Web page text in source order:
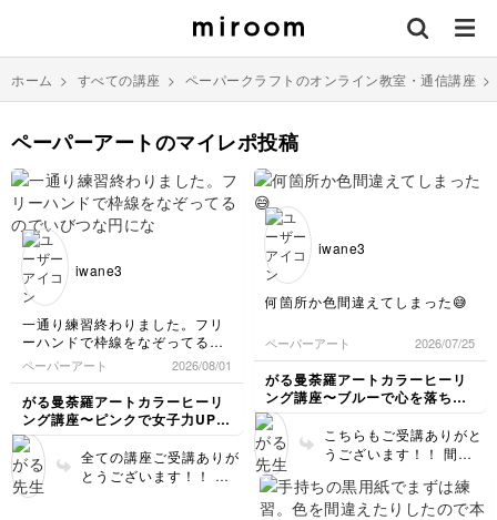
ホーム > すべての講座 > ペーパークラフトのオンライン教室・通信講座
ペーパーアートのマイレポ投稿
iwane3
一通り練習終わりました。フリ
ーハンドで枠線をなぞってるの
でいびつな円になってます。い
ろんなカラーペンを持っていた
ので使い道ができて楽しかった
な。集中したい時などまたおさ
らいをしようと思います
ペーパーアート 2026/08/01
がる曼荼羅アートカラーヒーリ
ング講座〜ピンクで女子力UPし
幸福感を〜
全ての講座ご受講ありが
とうございます！！ お
iwane3
何箇所か色間違えてしまった😅
ペーパーアート 2026/07/25
がる曼荼羅アートカラーヒーリ
ング講座〜ブルーで心を落ち着
けて自分を癒そう〜
こちらもご受講ありがと
うございます！！ 間違
くらい綺麗に描けていま
す🤩🩵